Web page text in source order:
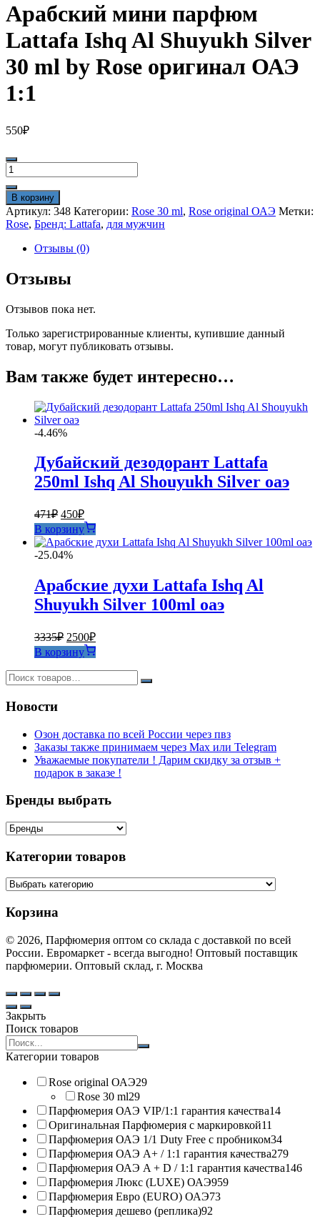
Арабский мини парфюм
Lattafa Ishq Al Shuyukh Silver
30 ml by Rose оригинал ОАЭ
1:1
550₽
Количество
товара
Арабский
мини
парфюм
Lattafa
Ishq
Shuyukh
Silver
ml
Rose
оригинал
1:1
В корзину
Артикул: 348 Категории: Rose 30 ml, Rose original ОАЭ Метки:
Rose, Бренд: Lattafa, для мужчин
Отзывы (0)
Отзывы
Отзывов пока нет.
Только зарегистрированные клиенты, купившие данный
товар, могут публиковать отзывы.
Вам также будет интересно…
-4.46%
Дубайский дезодорант Lattafa
250ml Ishq Al Shouyukh Silver оаэ
471₽ Первоначальная
цена
составляла
471₽.
450₽Текущая
цена:
450₽.
В корзину
-25.04%
Арабские духи Lattafa Ishq Al
Shuyukh Silver 100ml оаэ
3335₽ Первоначальная
цена
составляла
3335₽.
2500₽Текущая
цена:
2500₽.
В корзину
Новости
Озон доставка по всей России через пвз
Заказы также принимаем через Max или Telegram
Уважаемые покупатели ! Дарим скидку за отзыв +
подарок в заказе !
Бренды выбрать
Категории товаров
Корзина
© 2026, Парфюмерия оптом со склада с доставкой по всей
России. Евромаркет - всегда выгодно! Оптовый поставщик
парфюмерии. Оптовый склад, г. Москва
Закрыть
Поиск товаров
Search
products:
Категории товаров
Rose original ОАЭ29
Rose 30 ml29
Парфюмерия ОАЭ VIP/1:1 гарантия качества14
Оригинальная Парфюмерия с маркировкой11
Парфюмерия ОАЭ 1/1 Duty Free с пробником34
Парфюмерия ОАЭ A+ / 1:1 гарантия качества279
Парфюмерия ОАЭ A + D / 1:1 гарантия качества146
Парфюмерия Люкс (LUXE) ОАЭ959
Парфюмерия Евро (EURO) ОАЭ73
Парфюмерия дешево (реплика)92